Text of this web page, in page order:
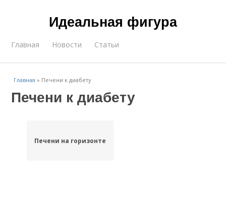
Идеальная фигура
Главная Новости Статьи
Главная » Печени к диабету
Печени к диабету
Печени на горизонте